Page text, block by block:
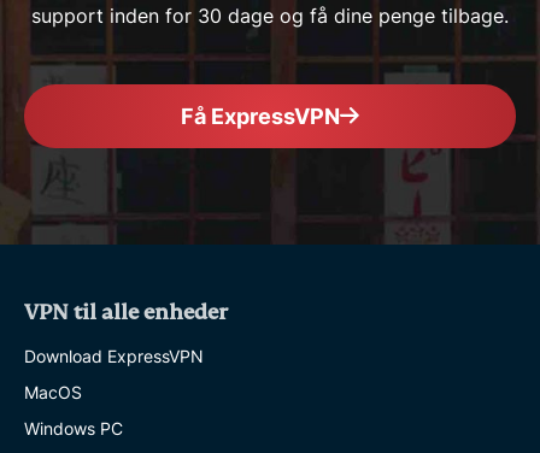
support inden for 30 dage og få dine penge tilbage.
Få ExpressVPN
VPN til alle enheder
Download ExpressVPN
MacOS
Windows PC